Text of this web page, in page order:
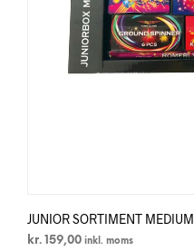
JUNIOR SORTIMENT MEDIUM
kr. 159,00 inkl. moms